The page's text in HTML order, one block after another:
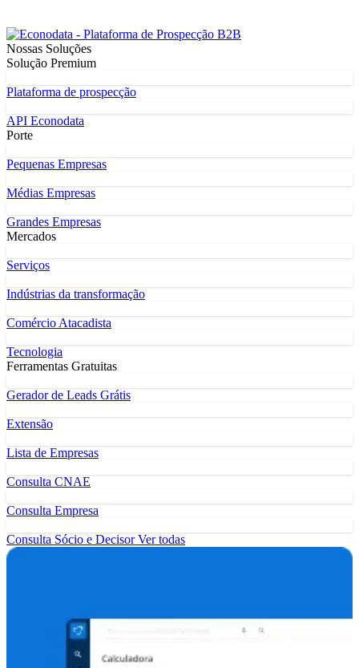
Nossas Soluções
Solução Premium
Plataforma de prospecção
API Econodata
Porte
Pequenas Empresas
Médias Empresas
Grandes Empresas
Mercados
Serviços
Indústrias da transformação
Comércio Atacadista
Tecnologia
Ferramentas Gratuitas
Gerador de Leads Grátis
Extensão
Lista de Empresas
Consulta CNAE
Consulta Empresa
Consulta Sócio e DecisorVer todas